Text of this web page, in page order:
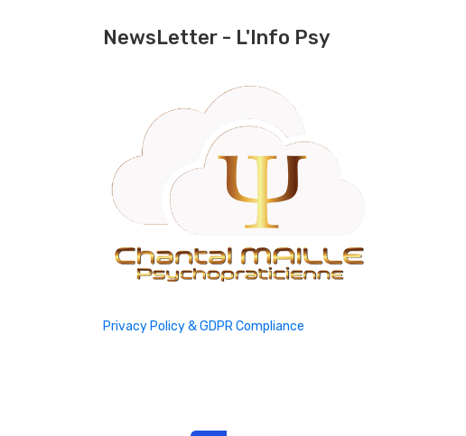
NewsLetter - L'Info Psy
Privacy Policy & GDPR Compliance